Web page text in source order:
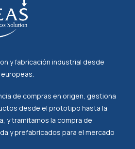
y fabricación industrial desde
de compras en origen, gestiona
desde el prototipo hasta la
y tramitamos la compra de
y prefabricados para el mercado